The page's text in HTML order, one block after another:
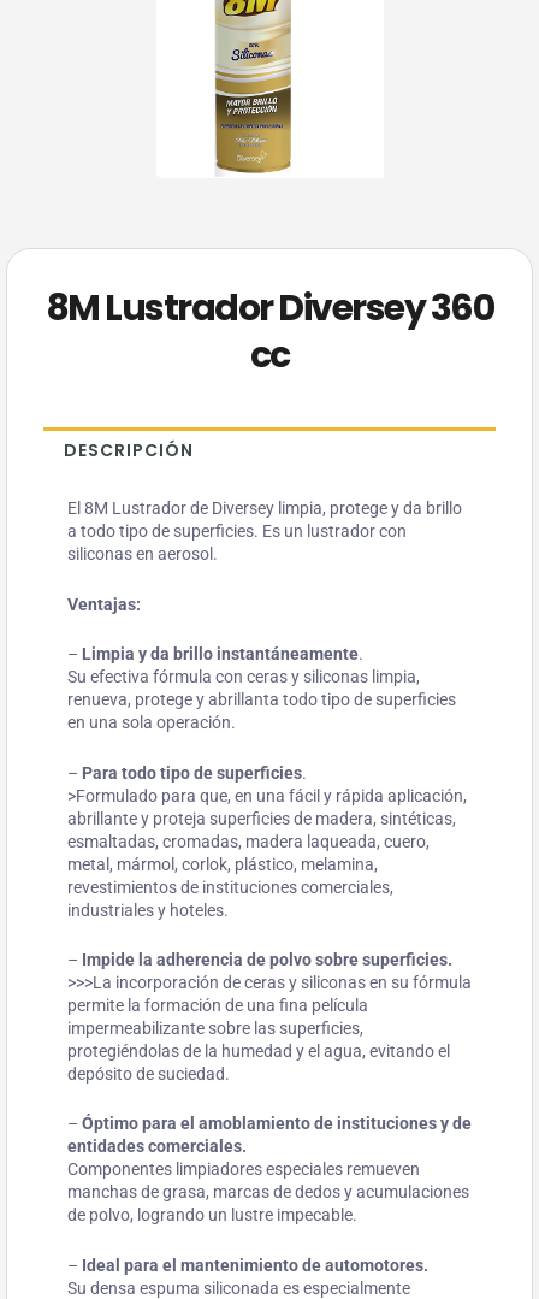
8M Lustrador Diversey 360
cc
DESCRIPCIÓN
El 8M Lustrador de Diversey limpia, protege y da brillo
a todo tipo de superficies. Es un lustrador con
siliconas en aerosol.
Ventajas:
– Limpia y da brillo instantáneamente.
Su efectiva fórmula con ceras y siliconas limpia,
renueva, protege y abrillanta todo tipo de superficies
en una sola operación.
– Para todo tipo de superficies.
>Formulado para que, en una fácil y rápida aplicación,
abrillante y proteja superficies de madera, sintéticas,
esmaltadas, cromadas, madera laqueada, cuero,
metal, mármol, corlok, plástico, melamina,
revestimientos de instituciones comerciales,
industriales y hoteles.
– Impide la adherencia de polvo sobre superficies.
>>>La incorporación de ceras y siliconas en su fórmula
permite la formación de una fina película
impermeabilizante sobre las superficies,
protegiéndolas de la humedad y el agua, evitando el
depósito de suciedad.
– Óptimo para el amoblamiento de instituciones y de
entidades comerciales.
Componentes limpiadores especiales remueven
manchas de grasa, marcas de dedos y acumulaciones
de polvo, logrando un lustre impecable.
– Ideal para el mantenimiento de automotores.
Su densa espuma siliconada es especialmente